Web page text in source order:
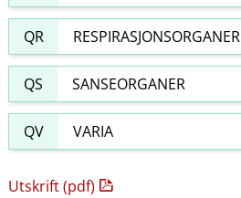
QR RESPIRASJONSORGANER
QS SANSEORGANER
QV VARIA
Utskrift (pdf)